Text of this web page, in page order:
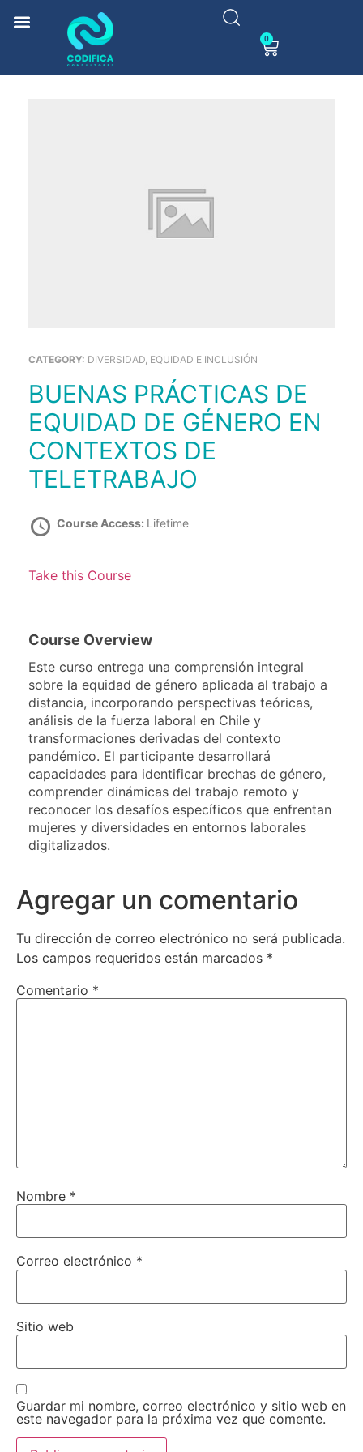
0
CATEGORY: DIVERSIDAD, EQUIDAD E INCLUSIÓN
BUENAS PRÁCTICAS DE
EQUIDAD DE GÉNERO EN
CONTEXTOS DE
TELETRABAJO
Course Access: Lifetime
Take this Course
Course Overview
Este curso entrega una comprensión integral
sobre la equidad de género aplicada al trabajo a
distancia, incorporando perspectivas teóricas,
análisis de la fuerza laboral en Chile y
transformaciones derivadas del contexto
pandémico. El participante desarrollará
capacidades para identificar brechas de género,
comprender dinámicas del trabajo remoto y
reconocer los desafíos específicos que enfrentan
mujeres y diversidades en entornos laborales
digitalizados.
Agregar un comentario
Tu dirección de correo electrónico no será publicada.
Los campos requeridos están marcados *
Comentario *
Nombre *
Correo electrónico *
Sitio web
Guardar mi nombre, correo electrónico y sitio web en
este navegador para la próxima vez que comente.